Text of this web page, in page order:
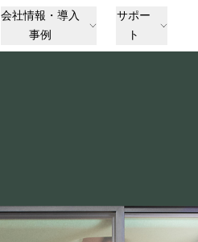
会社情報・導入
事例
サポー
ト